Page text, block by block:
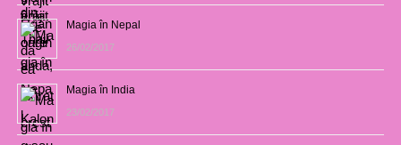
Magia în Nepal
26/02/2017
Magia în India
23/02/2017